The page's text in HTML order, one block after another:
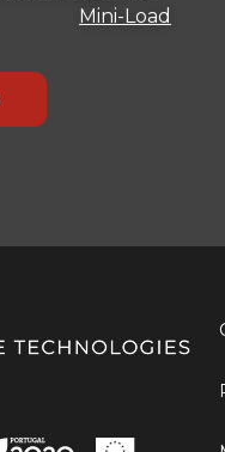
Mini-Load